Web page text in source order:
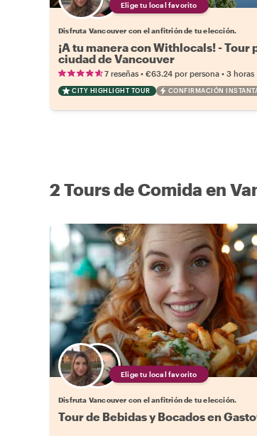
Elige tu local favorito
Disfruta Vancouver con el anfitrión de tu elección.
¡A tu manera con Withlocals! - Tour
ciudad de Vancouver
7 reseñas • €63.24 por persona • 3 horas
CITY HIGHLIGHT TOUR CONFIRMACIÓN
2 Tours de Comida en
Elige tu local favorito
Disfruta Vancouver con el anfitrión de tu elección.
Tour de Bebidas y Bocados en